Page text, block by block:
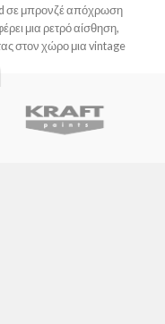
σε μπρονζέ απόχρωση
μια ρετρό αίσθηση,
στον χώρο μια vintage